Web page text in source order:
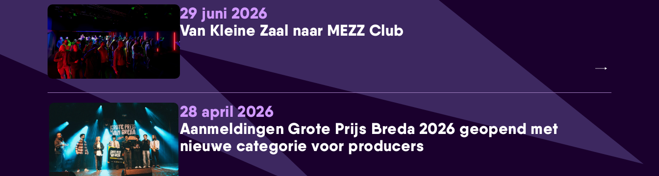
29 juni 2026
Van Kleine Zaal naar MEZZ Club
28 april 2026
Aanmeldingen Grote Prijs Breda 2026 geopend met
nieuwe categorie voor producers